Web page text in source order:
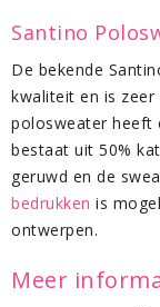
Santino
De bekende
kwaliteit en is zeer
polosweater heeft
bestaat uit 50%
geruwd en de
bedrukken is
ontwerpen.
Meer